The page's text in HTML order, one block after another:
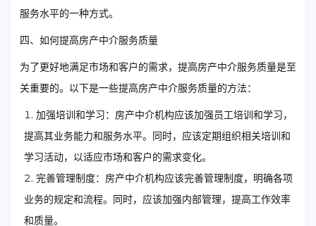
服务水平的一种方式。
四、如何提高房产中介服务质量
为了更好地满足市场和客户的需求，提高房产中介服务质量是至
关重要的。以下是一些提高房产中介服务质量的方法：
加强培训和学习：房产中介机构应该加强员工培训和学习，
提高其业务能力和服务水平。同时，应该定期组织相关培训和
学习活动，以适应市场和客户的需求变化。
完善管理制度：房产中介机构应该完善管理制度，明确各项
业务的规定和流程。同时，应该加强内部管理，提高工作效率
和质量。